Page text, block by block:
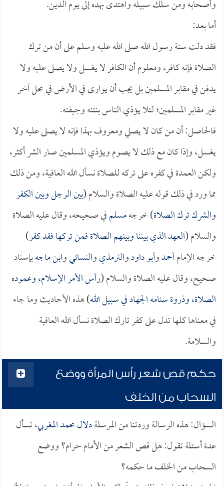
وأصحابه ومن سلك سبيله واهتدى بهده إلى يوم الدين.
أما بعد:
فقد دلت سنة رسول الله صلى الله عليه وسلم على أن من ترك
الصلاة فإنه كافر، ومعلوم أن الكافر لا يغسل ولا يصلى عليه ولا
يدفن في مقابر المسلمين بل يجب أن يوارى في الأرض في محل آخر
غير مقابر المسلمين؛ لئلا يؤذي الناس بنتنه وجيفته.
فالحاصل: أن من كان لا يصلي ومعروف بهذا فإنه لا يصلى عليه ولا
يغسل، وإذا كان مع ذلك لا يصوم ويؤذي المسلمين صار الشر أكثر،
ولكن العمدة في كفره على تركه للصلاة نسأل الله العافية، ومن ذلك
مما ورد في ذلك قوله عليه الصلاة والسلام (بين الرجل وبين الكفر
والشرك ترك الصلاة) خرجهمسلمفي صحيحه، وقال عليه الصلاة
والسلام (العهد الذي بيننا وبينهم الصلاة فمن تركها فقد كفر)
خرجه الإمامأحمدوأبو داودوالترمذيوالنسائيوابن ماجهبإسناد
صحيح، وقال عليه الصلاة والسلام (رأس الأمر الإسلام، وعموده
الصلاة، وذروة سنامه الجهاد في سبيل الله) هذه الأحاديث وما جاء
في معناها كلها تدل على كفر تارك الصلاة نسأل الله العافية
والسلامة.
حكم قص شعر رأس المرأة ووضع
السحاب من الخلف
السؤال: هذه الرسالة وردتنا من المرسلةدلال محمد المغربي، تسأل
عدة أسئلة تقول: هل قص الشعر من الأمام حرام؟ ووضع
السحاب من الخلف ما حكمه؟